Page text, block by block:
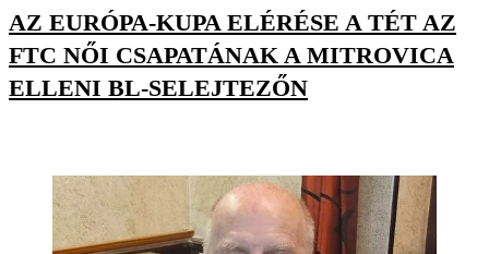
AZ EURÓPA-KUPA ELÉRÉSE A TÉT AZ
FTC NŐI CSAPATÁNAK A MITROVICA
ELLENI BL-SELEJTEZŐN